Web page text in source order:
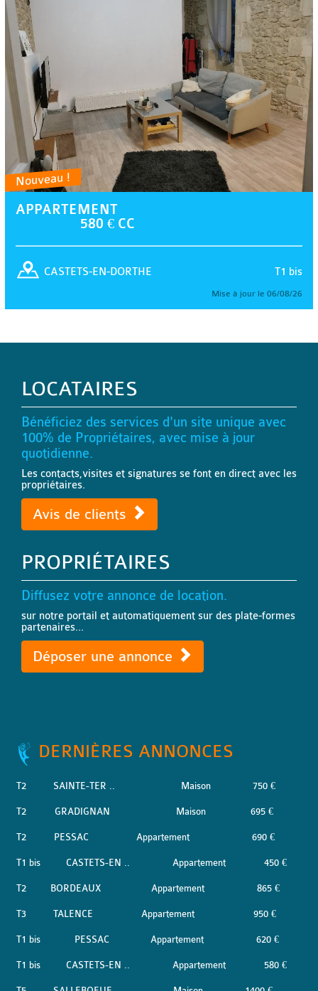
Nouveau !
APPARTEMENT
580 € CC
T1 bis
CASTETS-EN-DORTHE
Mise à jour le 06/08/26
LOCATAIRES
Bénéficiez des services d'un site unique avec
100% de Propriétaires, avec mise à jour
quotidienne.
Les contacts,visites et signatures se font en direct avec les
propriétaires.
Avis de clients
PROPRIÉTAIRES
Diffusez votre annonce de location.
sur notre portail et automatiquement sur des plate-formes
partenaires...
Déposer une annonce
DERNIÈRES ANNONCES
T2 SAINTE-TER .. Maison 750 €
T2 GRADIGNAN Maison 695 €
T2 PESSAC Appartement 690 €
T1 bis CASTETS-EN .. Appartement 450 €
T2 BORDEAUX Appartement 865 €
T3 TALENCE Appartement 950 €
T1 bis PESSAC Appartement 620 €
T1 bis CASTETS-EN .. Appartement 580 €